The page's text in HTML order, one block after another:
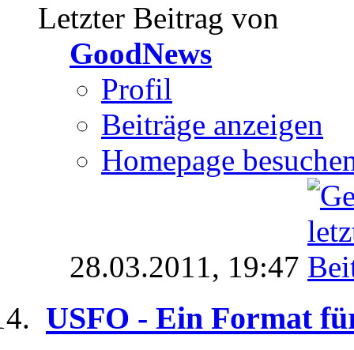
Letzter Beitrag von
GoodNews
Profil
Beiträge anzeigen
Homepage
28.03.2011, 19:47
USFO - Ein Format